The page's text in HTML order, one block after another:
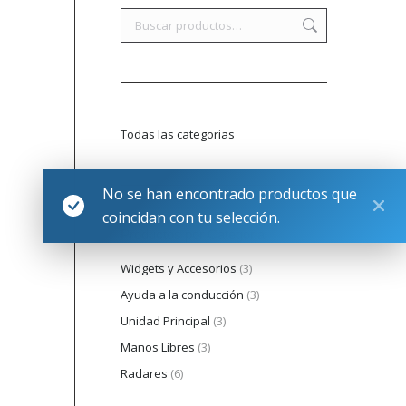
No se han encontrado productos que
coincidan con tu selección.
Todas las categorias
Widgets y Accesorios (3)
Ayuda a la conducción (3)
Unidad Principal (3)
Manos Libres (3)
Radares (6)